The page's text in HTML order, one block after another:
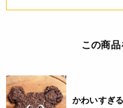
この商
かわいすぎ